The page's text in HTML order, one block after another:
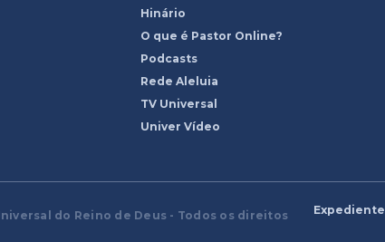
Hinário
O que é Pastor Online?
Podcasts
Rede Aleluia
TV Universal
Univer Vídeo
do Reino de Deus - Todos os direitos
Expediente